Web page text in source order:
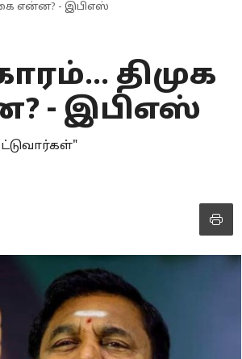
என்ன? - இபிஎஸ்
திமுக
- இபிஎஸ்